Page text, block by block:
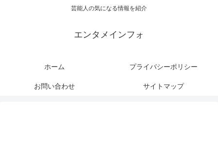
芸能人の気になる情報を紹介
エンタメインフォ
ホーム プライバシーポリシー
お問い合わせ サイトマップ